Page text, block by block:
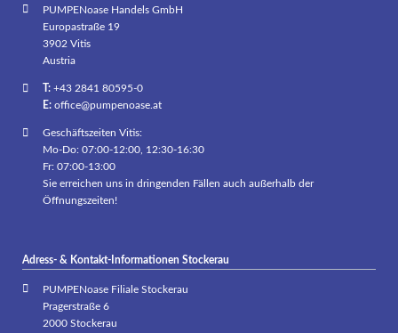
PUMPENoase Handels GmbH
Europastraße 19
3902 Vitis
Austria
T:+43 2841 80595-0
E: office@pumpenoase.at
Geschäftszeiten Vitis:
Mo-Do: 07:00-12:00, 12:30-16:30
Fr: 07:00-13:00
Sie erreichen uns in dringenden Fällen auch außerhalb der
Öffnungszeiten!
Adress- & Kontakt-Informationen Stockerau
PUMPENoase Filiale Stockerau
Pragerstraße 6
2000 Stockerau